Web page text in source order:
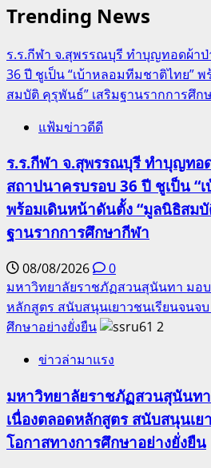
Trending News
ร.ร.กีฬา จ.สุพรรณบุรี ทำบุญทอดผ้า
36 ปี ชูเป็น “เบ้าหลอมทีมชาติไทย”
สมบัติ คุรุพันธ์” เสริมฐานรากการศึก
แฟ้มข่าวดีดี
ร.ร.กีฬา จ.สุพรรณบุรี ทำบุญทอ
สถาปนาครบรอบ 36 ปี ชูเป็น “
พร้อมเดินหน้าดันตั้ง “มูลนิธิสมบั
ฐานรากการศึกษากีฬา
08/08/2026
0
มหาวิทยาลัยราชภัฏสวนสุนันทา มอ
หลักสูตร สนับสนุนเยาวชนเรียนจนจ
ศึกษาอย่างยั่งยืน
2
ข่าวล่ามาแรง
มหาวิทยาลัยราชภัฏสวนสุนันท
เนื่องตลอดหลักสูตร สนับสนุนเย
โอกาสทางการศึกษาอย่างยั่งยืน